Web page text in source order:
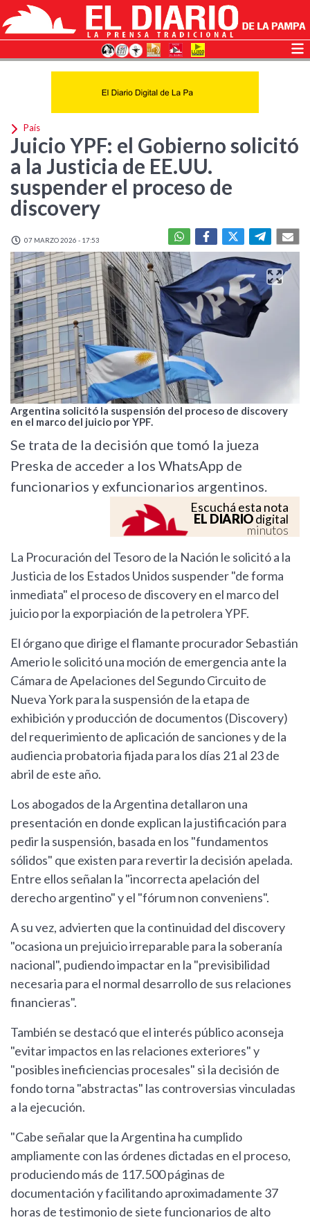
País
Juicio YPF: el Gobierno solicitó
a la Justicia de EE.UU.
suspender el proceso de
discovery
07 MARZO 2026 - 17:53
Argentina solicitó la suspensión del proceso de discovery
en el marco del juicio por YPF.
Se trata de la decisión que tomó la jueza
Preska de acceder a los WhatsApp de
funcionarios y exfuncionarios argentinos.
Escuchá esta nota
EL DIARIOdigital
minutos
La Procuración del Tesoro de la Nación le solicitó a la
Justicia de los Estados Unidos suspender "de forma
inmediata" el proceso de discovery en el marco del
juicio por la exporpiación de la petrolera YPF.
El órgano que dirige el flamante procurador Sebastián
Amerio le solicitó una moción de emergencia ante la
Cámara de Apelaciones del Segundo Circuito de
Nueva York para la suspensión de la etapa de
exhibición y producción de documentos (Discovery)
del requerimiento de aplicación de sanciones y de la
audiencia probatoria fijada para los días 21 al 23 de
abril de este año.
Los abogados de la Argentina detallaron una
presentación en donde explican la justificación para
pedir la suspensión, basada en los "fundamentos
sólidos" que existen para revertir la decisión apelada.
Entre ellos señalan la "incorrecta apelación del
derecho argentino" y el "fórum non conveniens".
A su vez, advierten que la continuidad del discovery
"ocasiona un prejuicio irreparable para la soberanía
nacional", pudiendo impactar en la "previsibilidad
necesaria para el normal desarrollo de sus relaciones
financieras".
También se destacó que el interés público aconseja
"evitar impactos en las relaciones exteriores" y
"posibles ineficiencias procesales" si la decisión de
fondo torna "abstractas" las controversias vinculadas
a la ejecución.
"Cabe señalar que la Argentina ha cumplido
ampliamente con las órdenes dictadas en el proceso,
produciendo más de 117.500 páginas de
documentación y facilitando aproximadamente 37
horas de testimonio de siete funcionarios de alto